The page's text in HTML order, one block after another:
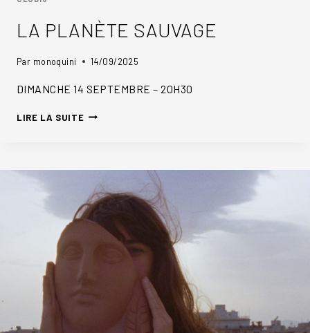
LA PLANÈTE SAUVAGE
Par monoquini 14/09/2025
DIMANCHE 14 SEPTEMBRE – 20H30
LIRE LA SUITELA